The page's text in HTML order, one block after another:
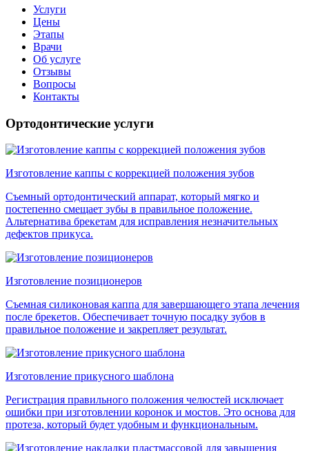
Услуги
Цены
Этапы
Врачи
Об услуге
Отзывы
Вопросы
Контакты
Ортодонтические услуги
Изготовление каппы с коррекцией положения зубов
Съемный ортодонтический аппарат, который мягко и
постепенно смещает зубы в правильное положение.
Альтернатива брекетам для исправления незначительных
дефектов прикуса.
Изготовление позиционеров
Съемная силиконовая каппа для завершающего этапа лечения
после брекетов. Обеспечивает точную посадку зубов в
правильное положение и закрепляет результат.
Изготовление прикусного шаблона
Регистрация правильного положения челюстей исключает
ошибки при изготовлении коронок и мостов. Это основа для
протеза, который будет удобным и функциональным.